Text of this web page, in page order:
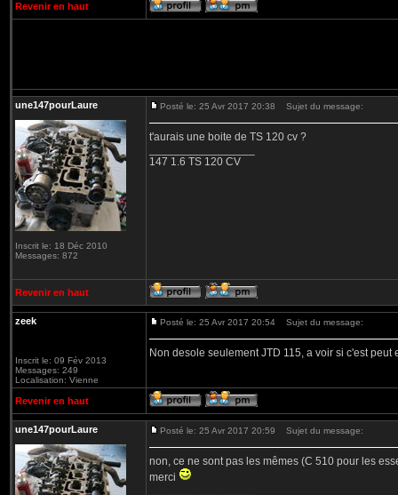
Revenir en haut
une147pourLaure
Inscrit le: 18 Déc 2010
Messages: 872
Posté le: 25 Avr 2017 20:38 Sujet du message:
t'aurais une boite de TS 120 cv ?
147 1.6 TS 120 CV
Revenir en haut
zeek
Inscrit le: 09 Fév 2013
Messages: 249
Localisation: Vienne
Posté le: 25 Avr 2017 20:54 Sujet du message:
Non desole seulement JTD 115, a voir si c'est peut
Revenir en haut
une147pourLaure Posté le: 25 Avr 2017 20:59 Sujet du message:
non, ce ne sont pas les mêmes (C 510 pour les
merci